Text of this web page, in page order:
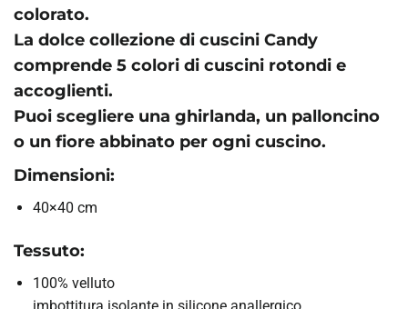
colorato.
La dolce collezione di cuscini Candy
comprende 5 colori di cuscini rotondi e
accoglienti.
Puoi scegliere una ghirlanda, un palloncino
o un fiore abbinato per ogni cuscino.
Dimensioni:
40×40 cm
Tessuto:
100% velluto
imbottitura isolante in silicone anallergico